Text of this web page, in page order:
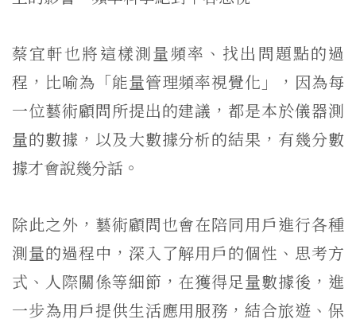
蔡宜軒也將這樣測量頻率、找出問題點的過
程，比喻為「能量管理頻率視覺化」，因為每
一位藝術顧問所提出的建議，都是本於儀器測
量的數據，以及大數據分析的結果，有幾分數
據才會說幾分話。
除此之外，藝術顧問也會在陪同用戶進行各種
測量的過程中，深入了解用戶的個性、思考方
式、人際關係等細節，在獲得足量數據後，進
一步為用戶提供生活應用服務，結合旅遊、保